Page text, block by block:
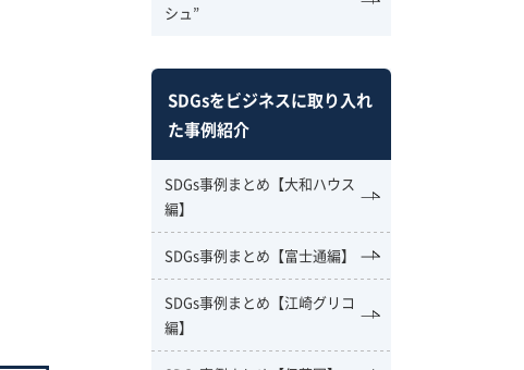
シュ”
SDGsをビジネスに取り入れ
た事例紹介
SDGs事例まとめ【大和ハウス
編】
SDGs事例まとめ【富士通編】
SDGs事例まとめ【江崎グリコ
編】